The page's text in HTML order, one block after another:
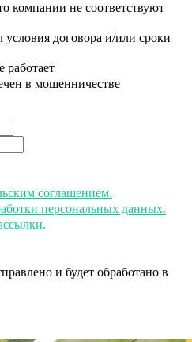
компании не соответствуют
договора и/или сроки
работает
в мошенничестве
соглашением.
персональных данных.
и будет обработано в